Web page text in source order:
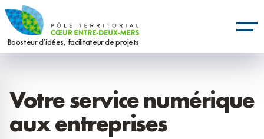
Aller
au
contenu
Boosteur d’idées, facilitateur de projets
Votre service numérique
aux entreprises
Panneau de gestion des cookies